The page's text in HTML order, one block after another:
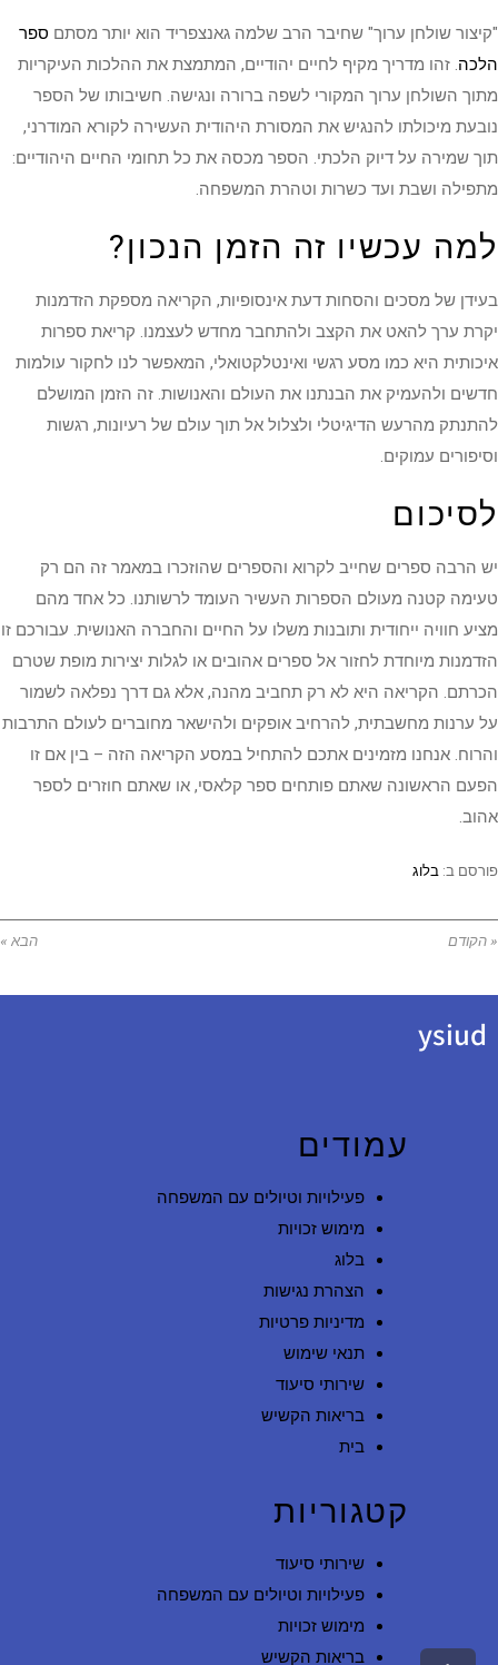
"קיצור שולחן ערוך" שחיבר הרב שלמה גאנצפריד הוא יותר מסתם ספר
הלכה. זהו מדריך מקיף לחיים יהודיים, המתמצת את ההלכות העיקריות
מתוך השולחן ערוך המקורי לשפה ברורה ונגישה. חשיבותו של הספר
נובעת מיכולתו להנגיש את המסורת היהודית העשירה לקורא המודרני,
תוך שמירה על דיוק הלכתי. הספר מכסה את כל תחומי החיים היהודיים:
מתפילה ושבת ועד כשרות וטהרת המשפחה.
למה עכשיו זה הזמן הנכון?
בעידן של מסכים והסחות דעת אינסופיות, הקריאה מספקת הזדמנות
יקרת ערך להאט את הקצב ולהתחבר מחדש לעצמנו. קריאת ספרות
איכותית היא כמו מסע רגשי ואינטלקטואלי, המאפשר לנו לחקור עולמות
חדשים ולהעמיק את הבנתנו את העולם והאנושות. זה הזמן המושלם
להתנתק מהרעש הדיגיטלי ולצלול אל תוך עולם של רעיונות, רגשות
וסיפורים עמוקים.
לסיכום
יש הרבה ספרים שחייב לקרוא והספרים שהוזכרו במאמר זה הם רק
טעימה קטנה מעולם הספרות העשיר העומד לרשותנו. כל אחד מהם
מציע חוויה ייחודית ותובנות משלו על החיים והחברה האנושית. עבורכם זו
הזדמנות מיוחדת לחזור אל ספרים אהובים או לגלות יצירות מופת שטרם
הכרתם. הקריאה היא לא רק תחביב מהנה, אלא גם דרך נפלאה לשמור
על ערנות מחשבתית, להרחיב אופקים ולהישאר מחוברים לעולם התרבות
והרוח. אנחנו מזמינים אתכם להתחיל במסע הקריאה הזה – בין אם זו
הפעם הראשונה שאתם פותחים ספר קלאסי, או שאתם חוזרים לספר
אהוב.
פורסם ב: בלוג
« הקודם הבא »
ysiud
עמודים
פעילויות וטיולים עם המשפחה
מימוש זכויות
בלוג
הצהרת נגישות
מדיניות פרטיות
תנאי שימוש
שירותי סיעוד
בריאות הקשיש
בית
קטגוריות
שירותי סיעוד
פעילויות וטיולים עם המשפחה
מימוש זכויות
בריאות הקשיש